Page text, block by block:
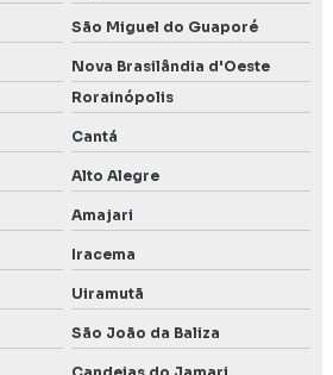
São Miguel do Guaporé
Nova Brasilândia d'Oeste
Rorainópolis
Cantá
Alto Alegre
Amajari
Iracema
Uiramutã
São João da Baliza